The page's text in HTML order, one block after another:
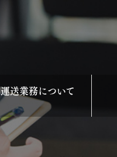
運送業務について